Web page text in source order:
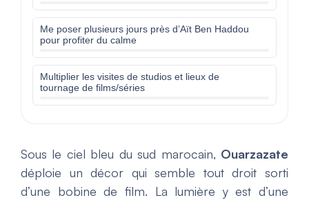
Me poser plusieurs jours près d’Aït Ben Haddou
pour profiter du calme
Multiplier les visites de studios et lieux de
tournage de films/séries
Sous le ciel bleu du sud marocain, Ouarzazate
déploie un décor qui semble tout droit sorti
d’une bobine de film. La lumière y est d’une